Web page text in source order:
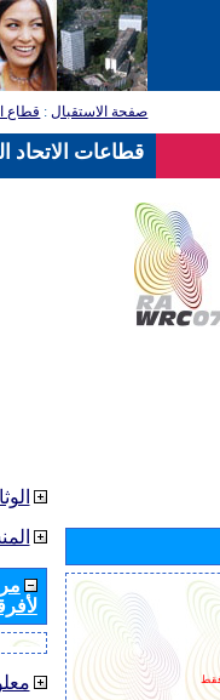
صفحة الاستقبال: قطاع
فقط
قطاعات الاتحاد